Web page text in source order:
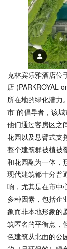
克林宾乐雅酒店位
店 (PARKROYAL
所在地的绿化潜力
市”的倡导者，该
他们通过客房区之
花园以及悬臂式支
整个建筑群被植被
和花园融为一体，
现代建筑都十分普
响，尤其是在市中
多种因素，包括企
象而非本地形象的
筑匿名的平衡点，
色建筑从北面的公